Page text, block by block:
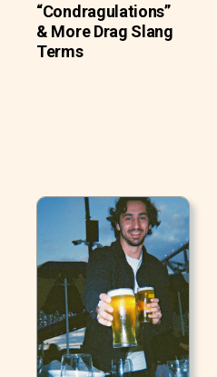
“Condragulations”
& More Drag Slang
Terms